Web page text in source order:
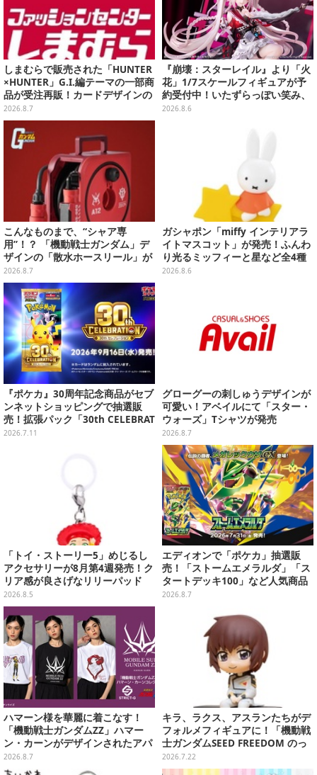
しまむらで販売された「HUNTER
×HUNTER」G.I.編テーマの一部商
品が受注再販！カードデザインの
キーホルダーや、キルアたちのセ
リフ付ソックスなど
2026.8.7
『崩壊：スターレイル』より「火
花」1/7スケールフィギュアが予
約受付中！いたずらっぽい笑み、
シルクハット型のステージが華や
2026.8.6
こんなものまで、“シャア専
用”！？ 「機動戦士ガンダム」デ
ザインの「散水ホースリール」が
予約開始ーあえて存在感を放つ赤
さ
2026.8.7
ガシャポン「miffy インテリアラ
イトマスコット」が発売！ふんわ
り光るミッフィーと星など全4種
ラインナップ
2026.8.6
『ポケカ』30周年記念商品がセブ
ンネットショッピングで抽選販
売！拡張パック「30th CELEBRAT
ION」と「エーフィ・ブラッキー
2026.7.11
グローグーの刺しゅうデザインが
可愛い！アベイルにて「スター・
ウォーズ」Tシャツが発売
2026.8.7
「トイ・ストーリー5」めじるし
アクセサリーが8月第4週発売！ク
リア感が良さげなリリーパッド
や、ジェシーなど全5種ラインナ
ップ
2026.8.5
エディオンで「ポケカ」抽選販
売！「ストームエメラルダ」「ス
タートデッキ100」など人気商品
が対象
2026.8.7
ハマーン様を華麗に着こなす！
「機動戦士ガンダムZZ」ハマー
ン・カーンがデザインされたアパ
レルが販売
2026.8.7
キラ、ラクス、アスランたちがデ
フォルメフィギュアに！「機動戦
士ガンダムSEED FREEDOM のっ
かるんです♪」予約締切間近
2026.7.22